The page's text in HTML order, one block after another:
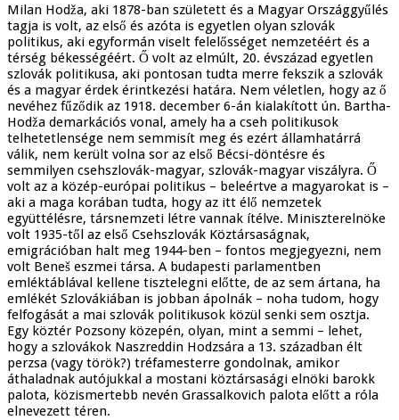
Milan Hodža, aki 1878-ban született és a Magyar Országgyűlés
tagja is volt, az első és azóta is egyetlen olyan szlovák
politikus, aki egyformán viselt felelősséget nemzetéért és a
térség békességéért. Ő volt az elmúlt, 20. évszázad egyetlen
szlovák politikusa, aki pontosan tudta merre fekszik a szlovák
és a magyar érdek érintkezési határa. Nem véletlen, hogy az ő
nevéhez fűződik az 1918. december 6-án kialakított ún. Bartha-
Hodža demarkációs vonal, amely ha a cseh politikusok
telhetetlensége nem semmisít meg és ezért államhatárrá
válik, nem került volna sor az első Bécsi-döntésre és
semmilyen csehszlovák-magyar, szlovák-magyar viszályra. Ő
volt az a közép-európai politikus – beleértve a magyarokat is –
aki a maga korában tudta, hogy az itt élő nemzetek
együttélésre, társnemzeti létre vannak ítélve. Miniszterelnöke
volt 1935-től az első Csehszlovák Köztársaságnak,
emigrációban halt meg 1944-ben – fontos megjegyezni, nem
volt Beneš eszmei társa. A budapesti parlamentben
emléktáblával kellene tisztelegni előtte, de az sem ártana, ha
emlékét Szlovákiában is jobban ápolnák – noha tudom, hogy
felfogását a mai szlovák politikusok közül senki sem osztja.
Egy köztér Pozsony közepén, olyan, mint a semmi – lehet,
hogy a szlovákok Naszreddin Hodzsára a 13. században élt
perzsa (vagy török?) tréfamesterre gondolnak, amikor
áthaladnak autójukkal a mostani köztársasági elnöki barokk
palota, közismertebb nevén Grassalkovich palota előtt a róla
elnevezett téren.